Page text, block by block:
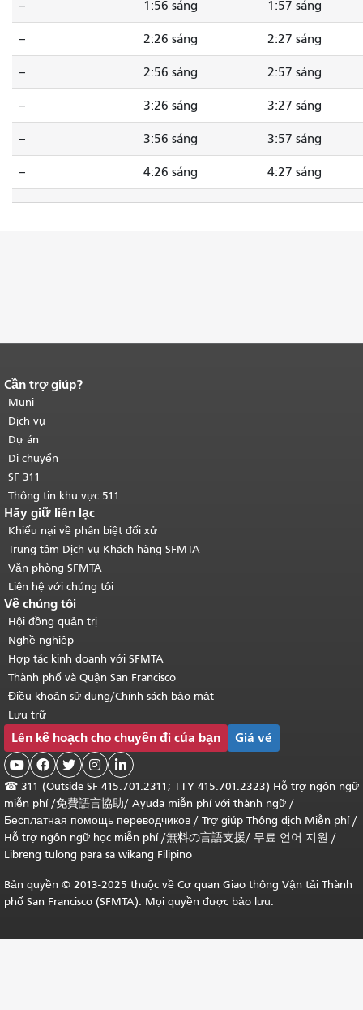
-- 1:56 sáng 1:57 sáng
-- 2:26 sáng 2:27 sáng
-- 2:56 sáng 2:57 sáng
-- 3:26 sáng 3:27 sáng
-- 3:56 sáng 3:57 sáng
-- 4:26 sáng 4:27 sáng
Kết thúc nội dung trang.
của trang này được lặp lại trên mọi
trang.Quay lại đầu trang nội dung
chính.
Cần trợ giúp?
Muni
Dịch vụ
Dự án
Di chuyển
SF 311
Thông tin khu vực 511
Hãy giữ liên lạc
Khiếu nại về phân biệt đối xử
Trung tâm Dịch vụ Khách hàng SFMTA
Văn phòng SFMTA
Liên hệ với chúng tôi
Về chúng tôi
Hội đồng quản trị
Nghề nghiệp
Hợp tác kinh doanh với SFMTA
Thành phố và Quận San Francisco
Điều khoản sử dụng/Chính sách bảo mật
Lưu trữ
Lên kế hoạch cho chuyến đi của bạn Giá vé
    
☎ 311 (Outside SF 415.701.2311; TTY 415.701.2323) Hỗ trợ ngôn ngữ
miễn phí /免費語言協助/ Ayuda miễn phí với thành ngữ /
Бесплатная помощь переводчиков / Trợ giúp Thông dịch Miễn phí/
Hỗ trợ ngôn ngữ học miễn phí/無料の言語支援/ 무료 언어 지원 /
Libreng tulong para sa wikang Filipino
Bản quyền © 2013-2025 thuộc về Cơ quan Giao thông Vận tải Thành
phố San Francisco (SFMTA). Mọi quyền được bảo lưu.